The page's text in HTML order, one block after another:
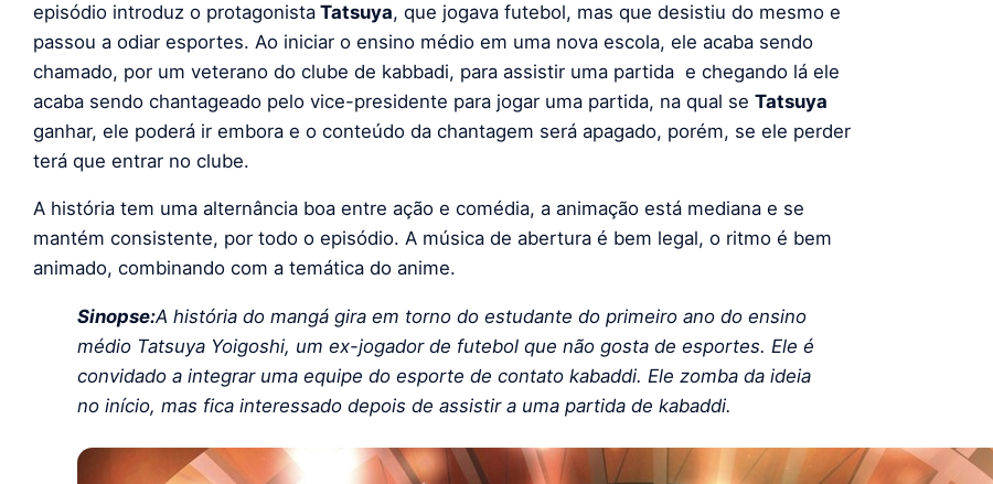
episódio introduz o protagonista Tatsuya, que jogava futebol, mas que desistiu do mesmo e
passou a odiar esportes. Ao iniciar o ensino médio em uma nova escola, ele acaba sendo
chamado, por um veterano do clube de kabbadi, para assistir uma partida e chegando lá ele
acaba sendo chantageado pelo vice-presidente para jogar uma partida, na qual se Tatsuya
ganhar, ele poderá ir embora e o conteúdo da chantagem será apagado, porém, se ele perder
terá que entrar no clube.
A história tem uma alternância boa entre ação e comédia, a animação está mediana e se
mantém consistente, por todo o episódio. A música de abertura é bem legal, o ritmo é bem
animado, combinando com a temática do anime.
Sinopse:A história do mangá gira em torno do estudante do primeiro ano do ensino
médio Tatsuya Yoigoshi, um ex-jogador de futebol que não gosta de esportes. Ele é
convidado a integrar uma equipe do esporte de contato kabaddi. Ele zomba da ideia
no início, mas fica interessado depois de assistir a uma partida de kabaddi.